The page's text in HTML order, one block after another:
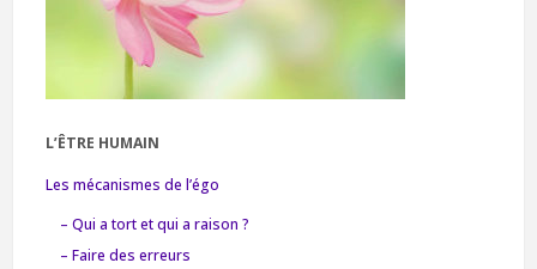
L’ÊTRE HUMAIN
Les mécanismes de l’égo
– Qui a tort et qui a raison ?
– Faire des erreurs